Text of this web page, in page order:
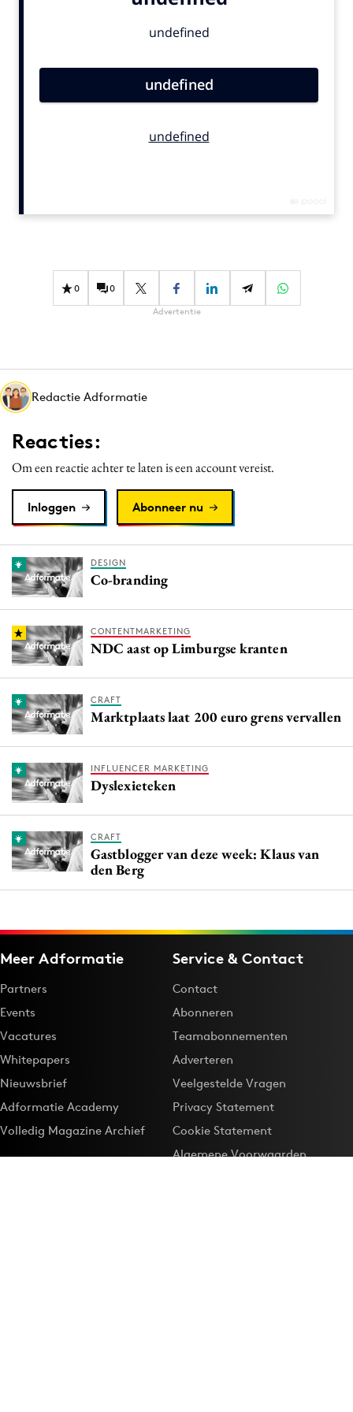
Gedragsverandering
Influencer marketing
Media
Merkstrategie
PR
Programmatic
Purpose Marketing
Reputatie & crisis
0 0
Advertentie
Redactie Adformatie
Reacties:
Om een reactie achter te laten is een account vereist.
Inloggen Abonneer nu
DESIGN
Co-branding
CONTENTMARKETING
NDC aast op Limburgse kranten
CRAFT
Marktplaats laat 200 euro grens vervallen
INFLUENCER MARKETING
Dyslexieteken
CRAFT
Gastblogger van deze week: Klaus van
den Berg
Meer Adformatie
Partners
Events
Vacatures
Whitepapers
Nieuwsbrief
Adformatie Academy
Volledig Magazine Archief
Service & Contact
Contact
Abonneren
Teamabonnementen
Adverteren
Veelgestelde Vragen
Privacy Statement
Cookie Statement
Algemene Voorwaarden